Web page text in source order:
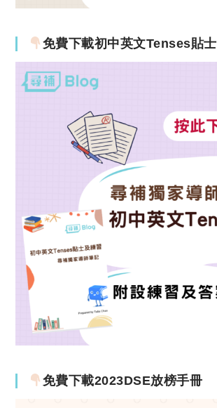
免費下載初中英文Tenses貼士
免費下載2023DSE放榜手冊